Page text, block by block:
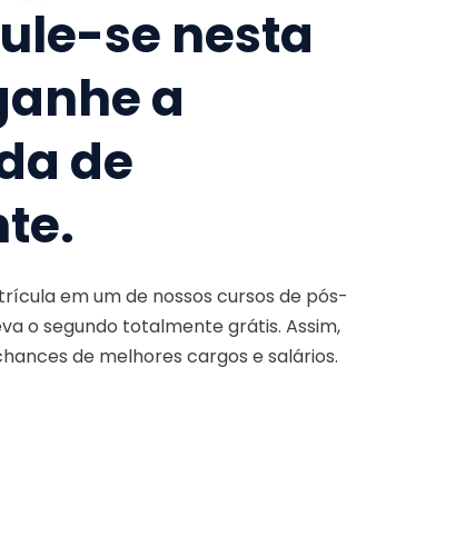
se nesta
a
de
em um de nossos cursos de pós-
o segundo totalmente grátis. Assim,
de melhores cargos e salários.